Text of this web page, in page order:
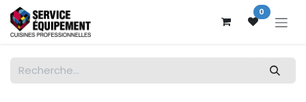
Se rendre au contenu 0